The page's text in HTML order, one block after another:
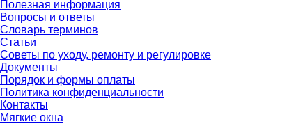
Полезная информация
Вопросы и ответы
Словарь терминов
Статьи
Советы по уходу, ремонту и регулировке
Документы
Порядок и формы оплаты
Политика конфиденциальности
Контакты
Мягкие окна